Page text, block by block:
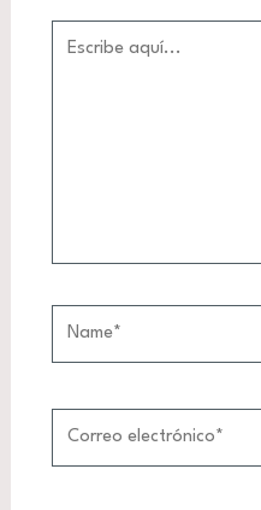
aquí...
electrónico*